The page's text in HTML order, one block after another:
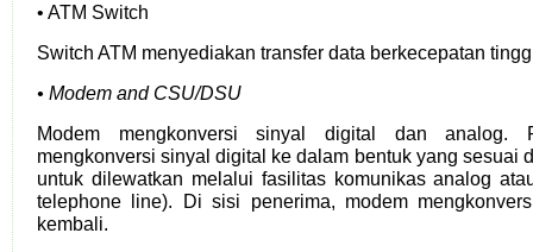
• ATM Switch
Switch ATM menyediakan transfer data berkecepatan
• Modem and CSU/DSU
Modem mengkonversi sinyal digital dan analog.
mengkonversi sinyal digital ke dalam bentuk yang sesuai
untuk dilewatkan melalui fasilitas komunikas analog
telephone line). Di sisi penerima, modem
kembali.